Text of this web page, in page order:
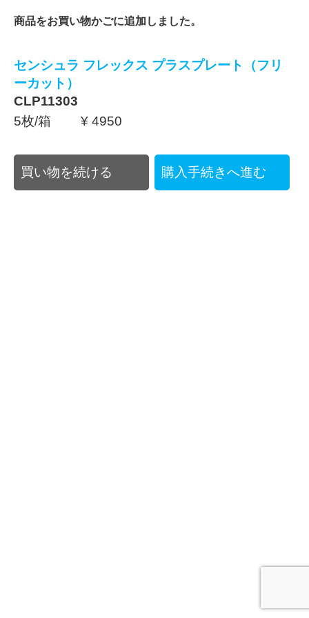
商品をお買い物かごに追加しました。
センシュラ フレックス プラスプレート（フリ
ーカット）
CLP11303
5枚/箱 ¥ 4950
買い物を続ける 購入手続きへ進む